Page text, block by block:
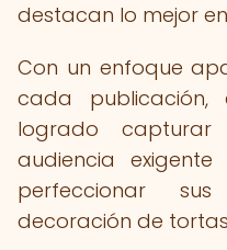
destacan lo mejor
Con un enfoque
cada
logrado
audiencia
perfeccionar
decoración de